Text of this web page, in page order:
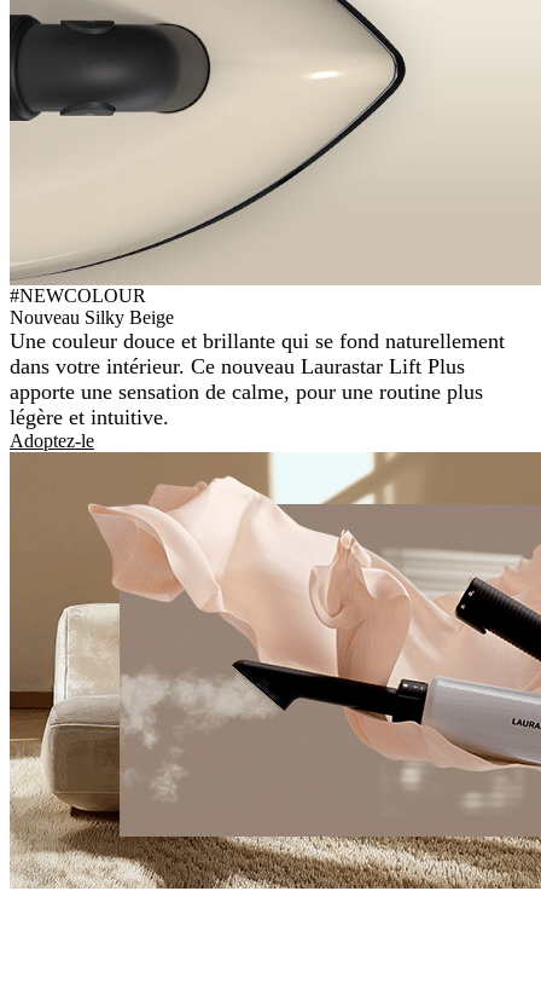
#NEWCOLOUR
Nouveau Silky Beige
Une couleur douce et brillante qui se fond naturellement
dans votre intérieur. Ce nouveau Laurastar Lift Plus
apporte une sensation de calme, pour une routine plus
légère et intuitive.
Adoptez-le